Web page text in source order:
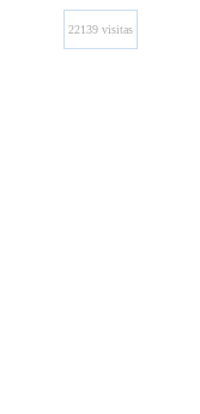
22139 visitas